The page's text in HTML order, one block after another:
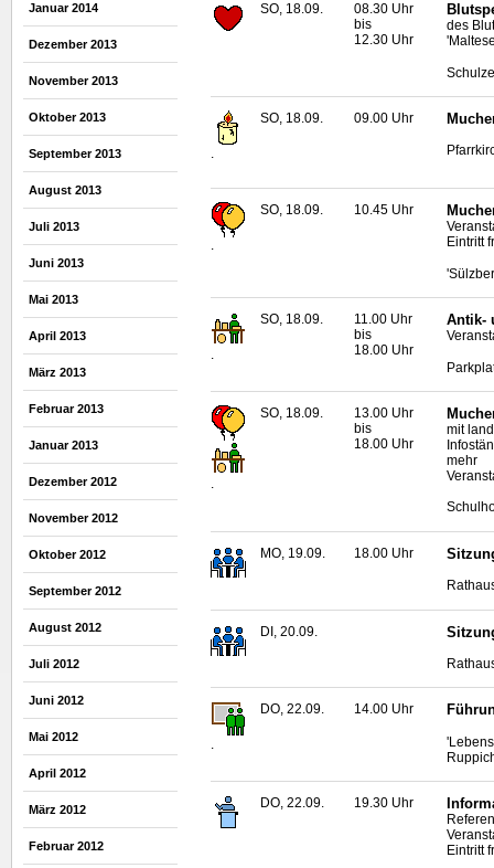
Januar 2014
Dezember 2013
November 2013
Oktober 2013
September 2013
August 2013
Juli 2013
Juni 2013
Mai 2013
April 2013
März 2013
Februar 2013
Januar 2013
Dezember 2012
November 2012
Oktober 2012
September 2012
August 2012
Juli 2012
Juni 2012
Mai 2012
April 2012
März 2012
Februar 2012
SO, 18.09.
08.30 Uhr
bis
12.30 Uhr
des
.
SO, 18.09. 09.00 Uhr
.
SO, 18.09. 10.45 Uhr
Eintritt
.
SO, 18.09.
11.00 Uhr
bis
18.00 Uhr
Antik-
.
SO, 18.09.
13.00 Uhr
bis
18.00 Uhr
mit
mehr
MO, 19.09. 18.00 Uhr
DI, 20.09.
.
DO, 22.09. 14.00 Uhr
DO, 22.09. 19.30 Uhr
Eintritt